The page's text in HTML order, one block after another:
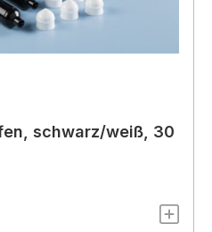
schwarz/weiß, 30